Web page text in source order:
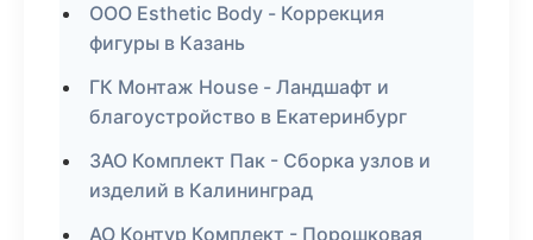
ООО Esthetic Body - Коррекция
фигуры в Казань
ГК Монтаж House - Ландшафт и
благоустройство в Екатеринбург
ЗАО Комплект Пак - Сборка узлов и
изделий в Калининград
АО Контур Комплект - Порошковая